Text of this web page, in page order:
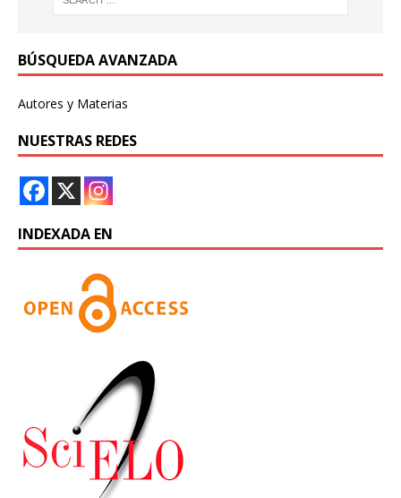
BÚSQUEDA AVANZADA
Autores y Materias
NUESTRAS REDES
INDEXADA EN